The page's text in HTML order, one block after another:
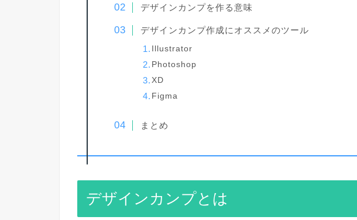
デザインカンプを作る意味
デザインカンプ作成にオススメのツール
Illustrator
Photoshop
XD
Figma
まとめ
デザインカンプとは